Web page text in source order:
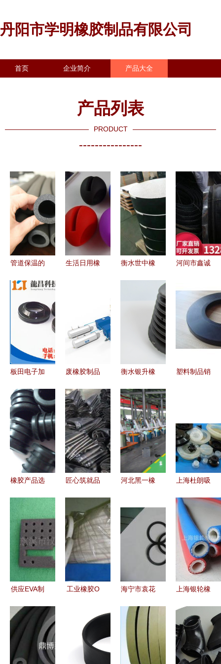
丹阳市学明橡胶制品有限公司
首页 企业简介 产品大全
产品列表
PRODUCT
----------------
管道保温的
空调橡塑管
及其在工业
橡胶制品中
生活日用橡
iPhone5硅
胶扩音器的
创新之路
衡水世中橡
铸就信赖，
创新驱动发
河间市鑫诚
专注防水密
封材料，打
造品质工程
基石
板田电子加
解析 橡胶
制品采购指
南
废橡胶制品
塑料制品销
售 循环经
济下的产业
链整合
衡水银升橡
应优质复合
橡胶配件，
价格优惠，
图片展示大
全
塑料制品销
析
橡胶产品选
橡胶母扣为
例
匠心筑就品
领未来——
记卓越橡胶
制品企业的
崛起之路
河北黑一橡
产品齿形带
亮相2019
国际农机展
上海杜朗吸
业塑料制品
销售，品质
与创新的领
航者
供应EVA制
形加工 橡
胶塑料领域
的高性能解
工业橡胶O
销 慈溪浒
山供应，品
质卓越，欢
海宁市袁花
厂 深耕塑
料制品销
售，打造区
上海银轮橡
元化橡胶管
产品与专业
塑料制品销